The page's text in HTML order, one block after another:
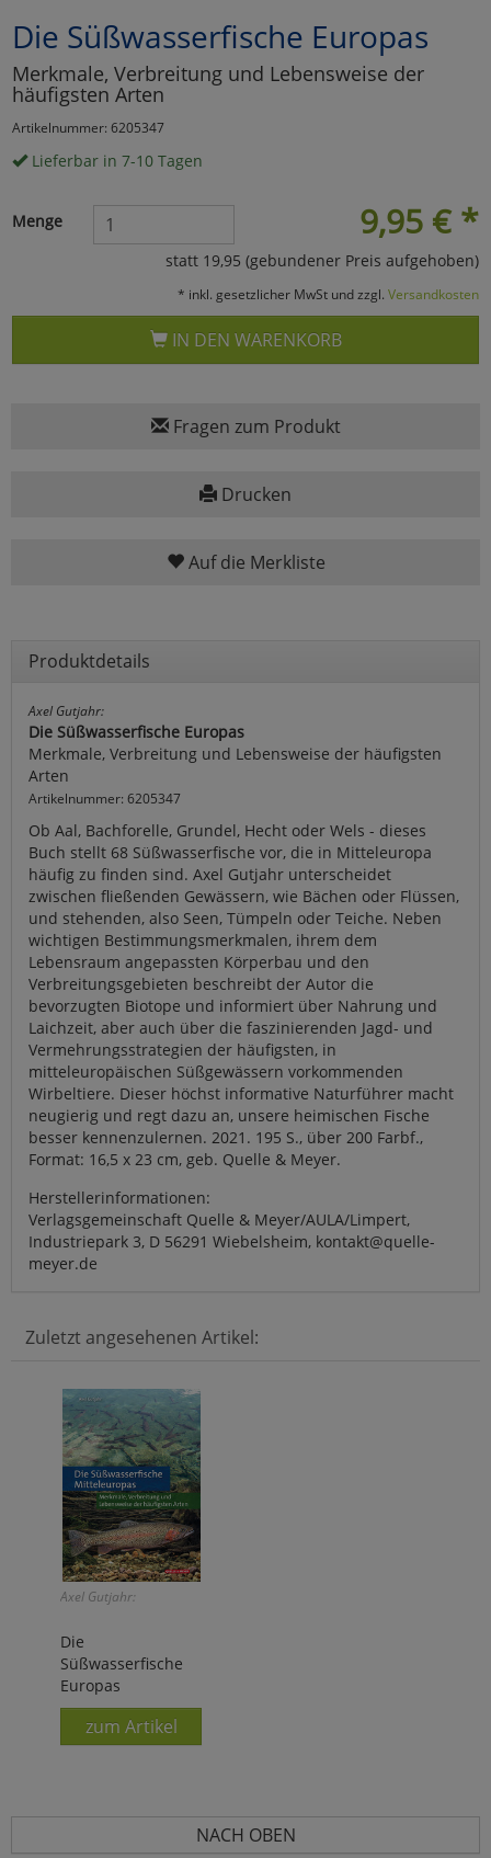
Die Süßwasserfische Europas
Merkmale, Verbreitung und Lebensweise der
häufigsten Arten
Artikelnummer: 6205347
Lieferbar in 7-10 Tagen
9,95 € *
Menge
statt 19,95 (gebundener Preis aufgehoben)
* inkl. gesetzlicher MwSt und zzgl. Versandkosten
IN DEN WARENKORB
Fragen zum Produkt
Drucken
Auf die Merkliste
Produktdetails
Axel Gutjahr:
Die Süßwasserfische Europas
Merkmale, Verbreitung und Lebensweise der häufigsten
Arten
Artikelnummer: 6205347
Ob Aal, Bachforelle, Grundel, Hecht oder Wels - dieses
Buch stellt 68 Süßwasserfische vor, die in Mitteleuropa
häufig zu finden sind. Axel Gutjahr unterscheidet
zwischen fließenden Gewässern, wie Bächen oder Flüssen,
und stehenden, also Seen, Tümpeln oder Teiche. Neben
wichtigen Bestimmungsmerkmalen, ihrem dem
Lebensraum angepassten Körperbau und den
Verbreitungsgebieten beschreibt der Autor die
bevorzugten Biotope und informiert über Nahrung und
Laichzeit, aber auch über die faszinierenden Jagd- und
Vermehrungsstrategien der häufigsten, in
mitteleuropäischen Süßgewässern vorkommenden
Wirbeltiere. Dieser höchst informative Naturführer macht
neugierig und regt dazu an, unsere heimischen Fische
besser kennenzulernen. 2021. 195 S., über 200 Farbf.,
Format: 16,5 x 23 cm, geb. Quelle & Meyer.
Herstellerinformationen:
Verlagsgemeinschaft Quelle & Meyer/AULA/Limpert,
Industriepark 3, D 56291 Wiebelsheim, kontakt@quelle-
meyer.de
Zuletzt angesehenen Artikel:
Axel Gutjahr:
Die
Süßwasserfische
Europas
zum Artikel
NACH OBEN
Marketing
Umfragetools